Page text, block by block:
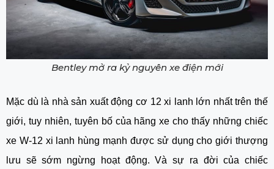
Bentley mở ra kỷ nguyên xe điện mới
Mặc dù là nhà sản xuất động cơ 12 xi lanh lớn nhất trên thế
giới, tuy nhiên, tuyên bố của hãng xe cho thấy những chiếc
xe W-12 xi lanh hùng mạnh được sử dụng cho giới thượng
lưu sẽ sớm ngừng hoạt động. Và sự ra đời của chiếc